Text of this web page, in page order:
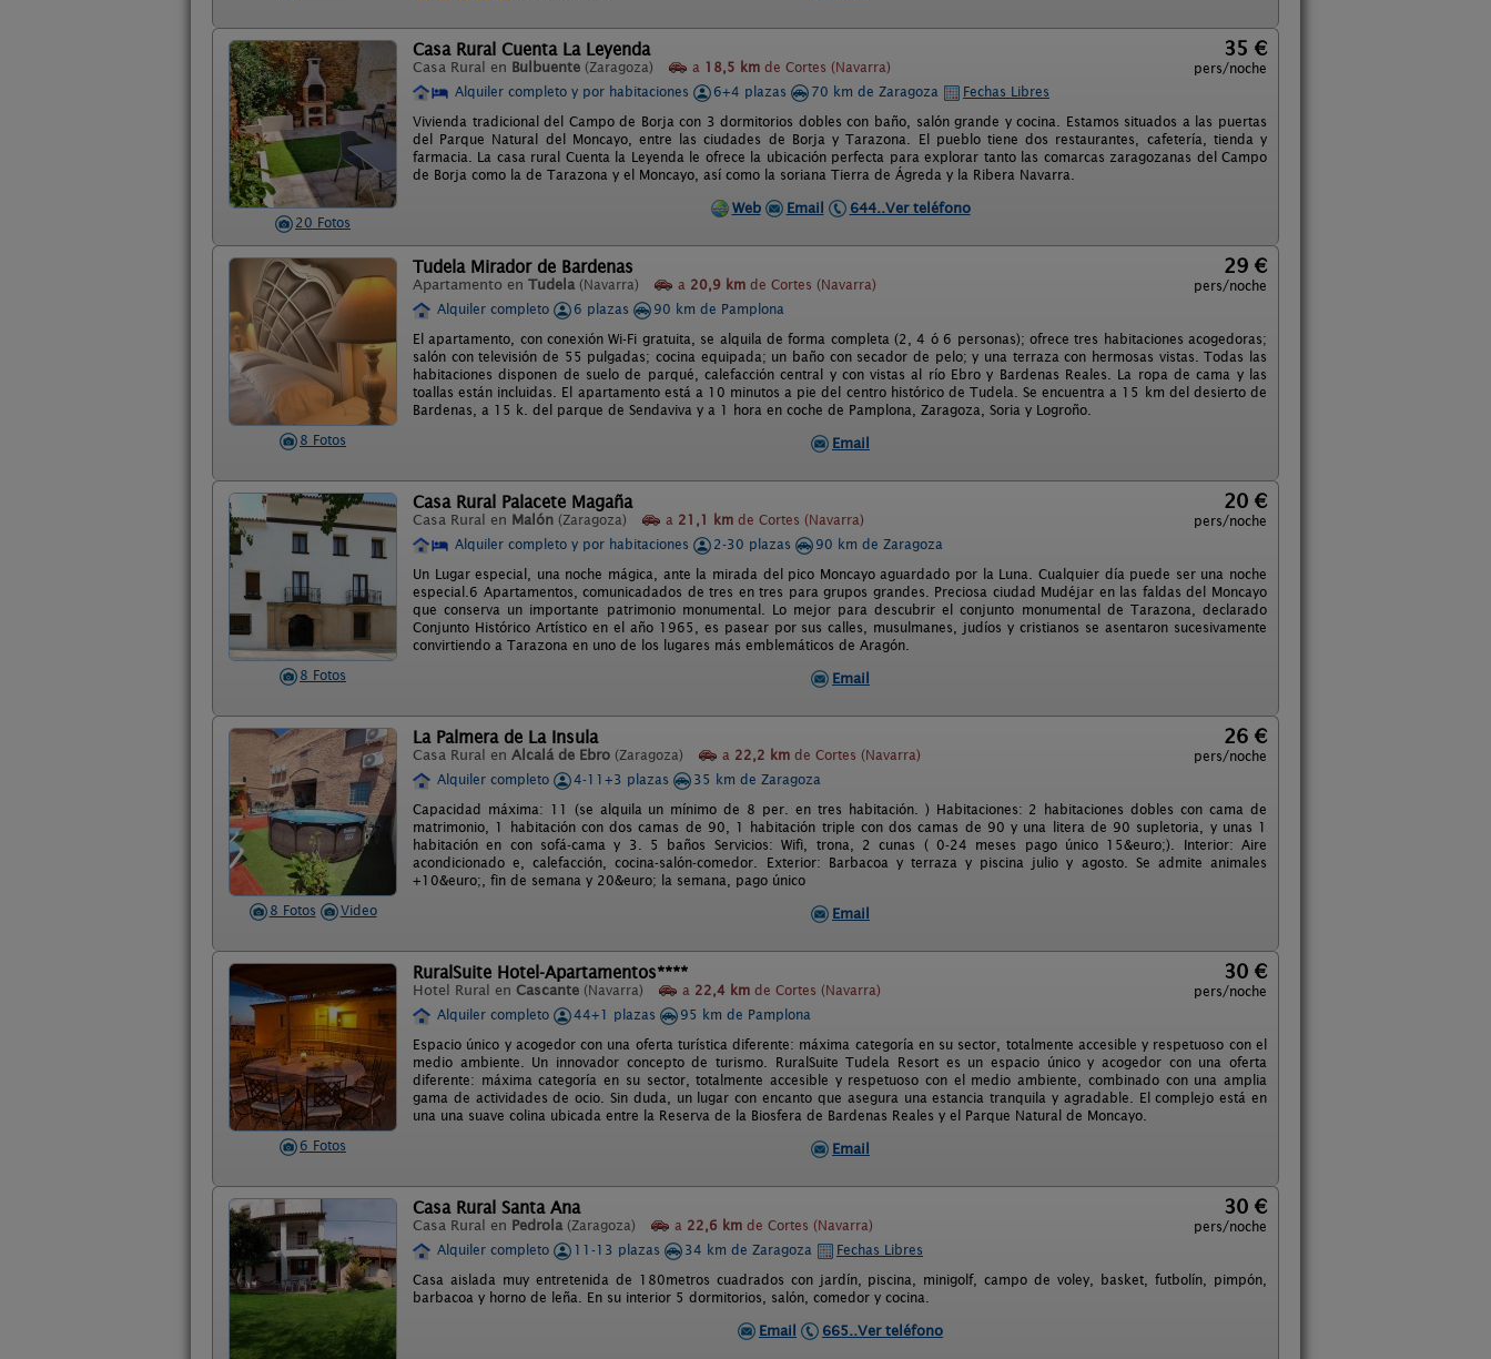
20 Fotos
Casa Rural Cuenta La Leyenda
Casa Rural en Bulbuente (Zaragoza) a 18,5 km de Cortes (Navarra)
35 €
pers/noche
Alquiler completo y por habitaciones
6+4 plazas 70 km de Zaragoza
Fechas Libres
Vivienda tradicional del Campo de Borja con 3 dormitorios dobles con baño, salón grande y cocina. Estamos situados a las puertas
del Parque Natural del Moncayo, entre las ciudades de Borja y Tarazona. El pueblo tiene dos restaurantes, cafetería, tienda y
farmacia. La casa rural Cuenta la Leyenda le ofrece la ubicación perfecta para explorar tanto las comarcas zaragozanas del Campo
de Borja como la de Tarazona y el Moncayo, así como la soriana Tierra de Ágreda y la Ribera Navarra.
Web
Email 644..Ver teléfono
8 Fotos
Tudela Mirador de Bardenas
Apartamento en Tudela (Navarra) a 20,9 km de Cortes (Navarra)
29 €
pers/noche
Alquiler completo
6 plazas
90 km de Pamplona
El apartamento, con conexión Wi-Fi gratuita, se alquila de forma completa (2, 4 ó 6 personas); ofrece tres habitaciones acogedoras;
salón con televisión de 55 pulgadas; cocina equipada; un baño con secador de pelo; y una terraza con hermosas vistas. Todas las
habitaciones disponen de suelo de parqué, calefacción central y con vistas al río Ebro y Bardenas Reales. La ropa de cama y las
toallas están incluidas. El apartamento está a 10 minutos a pie del centro histórico de Tudela. Se encuentra a 15 km del desierto de
Bardenas, a 15 k. del parque de Sendaviva y a 1 hora en coche de Pamplona, Zaragoza, Soria y Logroño.
Email
8 Fotos
Casa Rural Palacete Magaña
Casa Rural en Malón (Zaragoza) a 21,1 km de Cortes (Navarra)
20 €
pers/noche
Alquiler completo y por habitaciones
2-30 plazas
90 km de Zaragoza
Un Lugar especial, una noche mágica, ante la mirada del pico Moncayo aguardado por la Luna. Cualquier día puede ser una noche
especial.6 Apartamentos, comunicadados de tres en tres para grupos grandes. Preciosa ciudad Mudéjar en las faldas del Moncayo
que conserva un importante patrimonio monumental. Lo mejor para descubrir el conjunto monumental de Tarazona, declarado
Conjunto Histórico Artístico en el año 1965, es pasear por sus calles, musulmanes, judíos y cristianos se asentaron sucesivamente
convirtiendo a Tarazona en uno de los lugares más emblemáticos de Aragón.
Email
8 Fotos Video
La Palmera de La Insula
Casa Rural en Alcalá de Ebro (Zaragoza) a 22,2 km de Cortes (Navarra)
26 €
pers/noche
Alquiler completo
4-11+3 plazas
35 km de Zaragoza
Capacidad máxima: 11 (se alquila un mínimo de 8 per. en tres habitación. ) Habitaciones: 2 habitaciones dobles con cama de
matrimonio, 1 habitación con dos camas de 90, 1 habitación triple con dos camas de 90 y una litera de 90 supletoria, y unas 1
habitación en con sofá-cama y 3. 5 baños Servicios: Wifi, trona, 2 cunas ( 0-24 meses pago único 15&euro;). Interior: Aire
acondicionado e, calefacción, cocina-salón-comedor. Exterior: Barbacoa y terraza y piscina julio y agosto. Se admite animales
+10&euro;, fin de semana y 20&euro; la semana, pago único
Email
6 Fotos
RuralSuite Hotel-Apartamentos****
Hotel Rural en Cascante (Navarra) a 22,4 km de Cortes (Navarra)
30 €
pers/noche
Alquiler completo
44+1 plazas
95 km de Pamplona
Espacio único y acogedor con una oferta turística diferente: máxima categoría en su sector, totalmente accesible y respetuoso con el
medio ambiente. Un innovador concepto de turismo. RuralSuite Tudela Resort es un espacio único y acogedor con una oferta
diferente: máxima categoría en su sector, totalmente accesible y respetuoso con el medio ambiente, combinado con una amplia
gama de actividades de ocio. Sin duda, un lugar con encanto que asegura una estancia tranquila y agradable. El complejo está en
una una suave colina ubicada entre la Reserva de la Biosfera de Bardenas Reales y el Parque Natural de Moncayo.
Email
Casa Rural Santa Ana
Casa Rural en Pedrola (Zaragoza) a 22,6 km de Cortes (Navarra)
30 €
pers/noche
Alquiler completo
11-13 plazas 34 km de Zaragoza
Fechas Libres
Casa aislada muy entretenida de 180metros cuadrados con jardín, piscina, minigolf, campo de voley, basket, futbolín, pimpón,
barbacoa y horno de leña. En su interior 5 dormitorios, salón, comedor y cocina.
Email
665..Ver teléfono